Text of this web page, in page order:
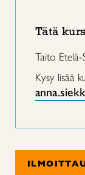
Tätä
Taito
Kysy lisää